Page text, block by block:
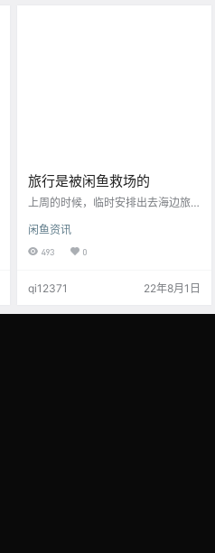
旅行是被闲鱼救场的
上周的时候，临时安排出去海边旅
安，不过后来发现幸亏没去，因为
等到我决定去海边的时候，看到新
海，应该就是宁波了。所以当机立
去的时候，就打算订万豪系酒店，
闲鱼资讯
493 0
qi12371 22年8月1日